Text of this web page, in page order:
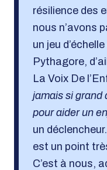
résilience des
nous n’avons
un jeu
Pythagore,
La Voix De
jamais si grand
pour aider un
un
est un point
C’est à nous,